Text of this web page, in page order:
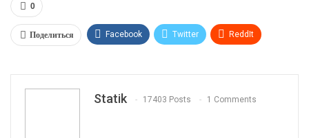
0
Поделиться Facebook Twitter ReddIt
Statik 17403 Posts 1 Comments